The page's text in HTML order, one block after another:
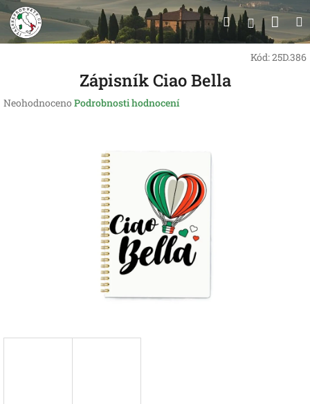
Přejít
na
obsah
Hledat
Kód:25D.386
Zápisník Ciao Bella
Průměrné
Neohodnoceno Podrobnosti hodnocení